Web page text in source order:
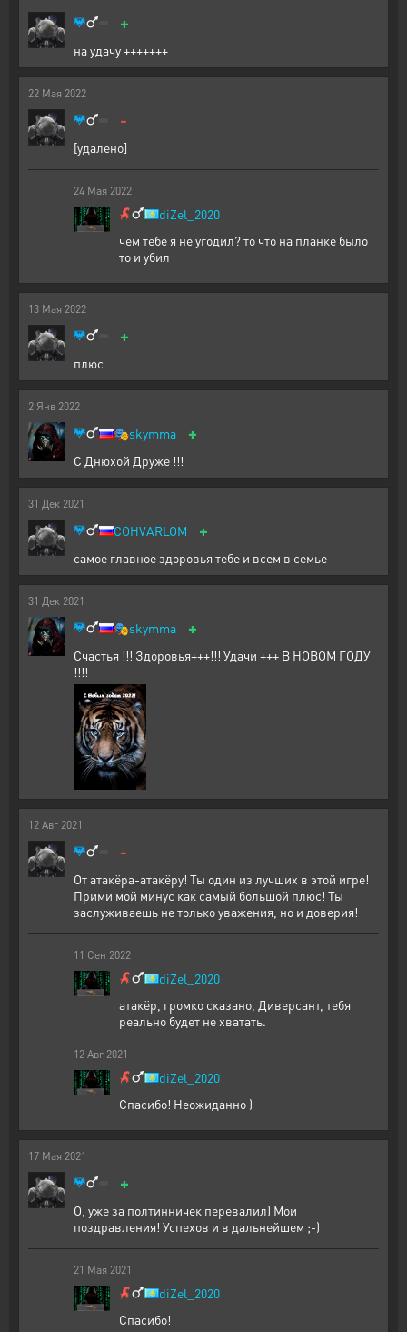
+
на удачу +++++++
22 Мая 2022
-
[удалено]
24 Мая 2022
diZel_2020
чем тебе я не угодил? то что на планке было
то и убил
13 Мая 2022
+
плюс
2 Янв 2022
🎭skymma +
С Днюхой Друже !!!
31 Дек 2021
COHVARLOM +
самое главное здоровья тебе и всем в семье
31 Дек 2021
🎭skymma +
Счастья !!! Здоровья+++!!! Удачи +++ В НОВОМ ГОДУ
!!!!
12 Авг 2021
-
От атакёра-атакёру! Ты один из лучших в этой игре!
Прими мой минус как самый большой плюс! Ты
заслуживаешь не только уважения, но и доверия!
11 Сен 2022
diZel_2020
атакёр, громко сказано, Диверсант, тебя
реально будет не хватать.
12 Авг 2021
diZel_2020
Спасибо! Неожиданно )
17 Мая 2021
+
О, уже за полтинничек перевалил) Мои
поздравления! Успехов и в дальнейшем ;-)
21 Мая 2021
diZel_2020
Спасибо!